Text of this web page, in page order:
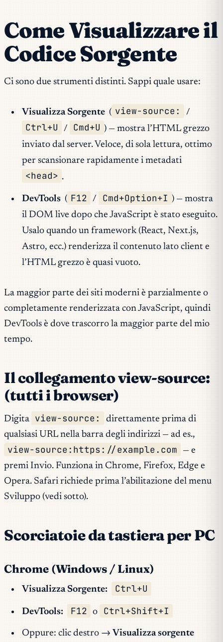
Come Visualizzare il
Codice Sorgente
Ci sono due strumenti distinti. Sappi quale usare:
Visualizza Sorgente ( view-source: /
Ctrl+U / Cmd+U ) — mostra l’HTML grezzo
inviato dal server. Veloce, di sola lettura, ottimo
per scansionare rapidamente i metadati
<head> .
DevTools ( F12 / Cmd+Option+I ) — mostra
il DOM live dopo che JavaScript è stato eseguito.
Usalo quando un framework (React, Next.js,
Astro, ecc.) renderizza il contenuto lato client e
l’HTML grezzo è quasi vuoto.
La maggior parte dei siti moderni è parzialmente o
completamente renderizzata con JavaScript, quindi
DevTools è dove trascorro la maggior parte del mio
tempo.
Il collegamento view-source:
(tutti i browser)
Digita view-source:
direttamente prima di
qualsiasi URL nella barra degli indirizzi — ad es.,
view-source:https://example.com
— e
premi Invio. Funziona in Chrome, Firefox, Edge e
Opera. Safari richiede prima l’abilitazione del menu
Sviluppo (vedi sotto).
Scorciatoie da tastiera per PC
Chrome (Windows / Linux)
Visualizza Sorgente: Ctrl+U
DevTools: F12 o Ctrl+Shift+I
Oppure: clic destro → Visualizza sorgente